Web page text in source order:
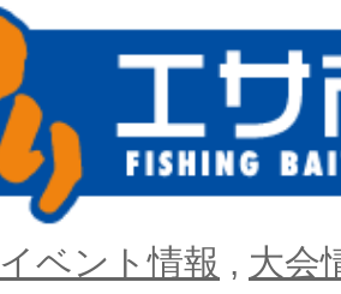
イベント情報 , 大会